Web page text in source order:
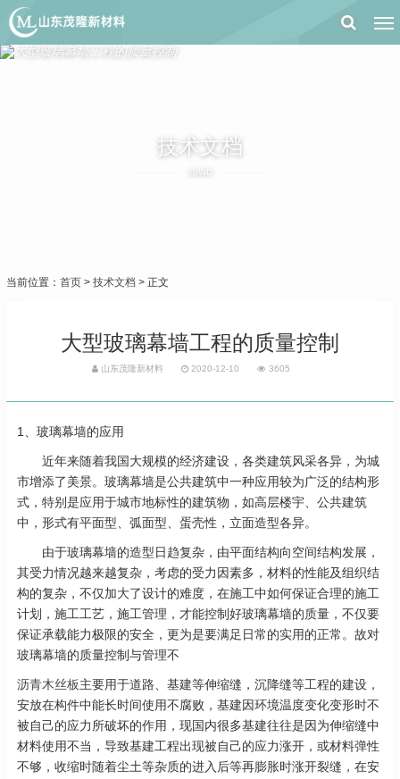
技术文档
JSWD
当前位置： 首页 > 技术文档 > 正文
大型玻璃幕墙工程的质量控制
山东茂隆新材料 2020-12-10 3605
1、玻璃幕墙的应用
近年来随着我国大规模的经济建设，各类建筑风采各异，为城
市增添了美景。玻璃幕墙是公共建筑中一种应用较为广泛的结构形
式，特别是应用于城市地标性的建筑物，如高层楼宇、公共建筑
中，形式有平面型、弧面型、蛋壳性，立面造型各异。
由于玻璃幕墙的造型日趋复杂，由平面结构向空间结构发展，
其受力情况越来越复杂，考虑的受力因素多，材料的性能及组织结
构的复杂，不仅加大了设计的难度，在施工中如何保证合理的施工
计划，施工工艺，施工管理，才能控制好玻璃幕墙的质量，不仅要
保证承载能力极限的安全，更为是要满足日常的实用的正常。故对
玻璃幕墙的质量控制与管理不
沥青木丝板主要用于道路、基建等伸缩缝，沉降缝等工程的建设，
安放在构件中能长时间使用不腐败，基建因环境温度变化变形时不
被自己的应力所破坏的作用，现国内很多基建往往是因为伸缩缝中
材料使用不当，导致基建工程出现被自己的应力涨开，或材料弹性
不够，收缩时随着尘土等杂质的进入后等再膨胀时涨开裂缝，在安